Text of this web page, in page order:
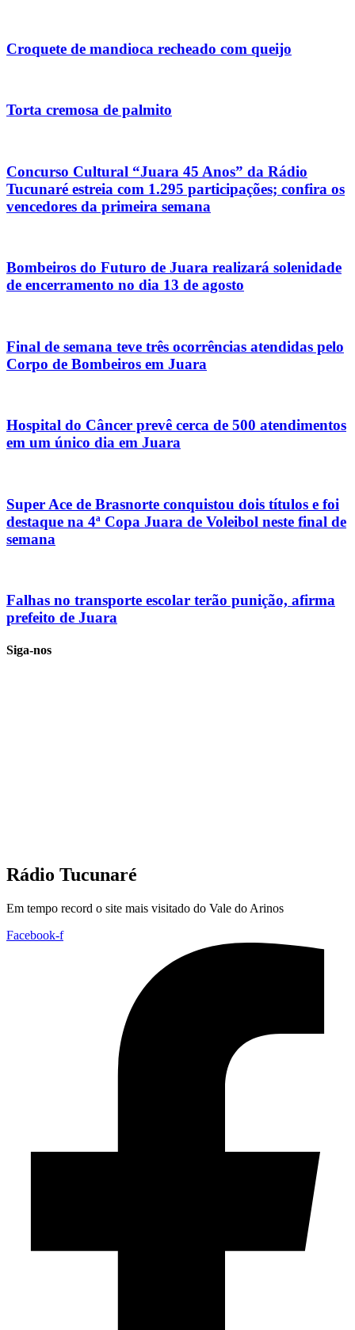
Croquete de mandioca recheado com queijo
Torta cremosa de palmito
Concurso Cultural “Juara 45 Anos” da Rádio
Tucunaré estreia com 1.295 participações; confira os
vencedores da primeira semana
Bombeiros do Futuro de Juara realizará solenidade
de encerramento no dia 13 de agosto
Final de semana teve três ocorrências atendidas pelo
Corpo de Bombeiros em Juara
Hospital do Câncer prevê cerca de 500 atendimentos
em um único dia em Juara
Super Ace de Brasnorte conquistou dois títulos e foi
destaque na 4ª Copa Juara de Voleibol neste final de
semana
Falhas no transporte escolar terão punição, afirma
prefeito de Juara
Siga-nos
Rádio Tucunaré
Em tempo record o site mais visitado do Vale do Arinos
Facebook-f